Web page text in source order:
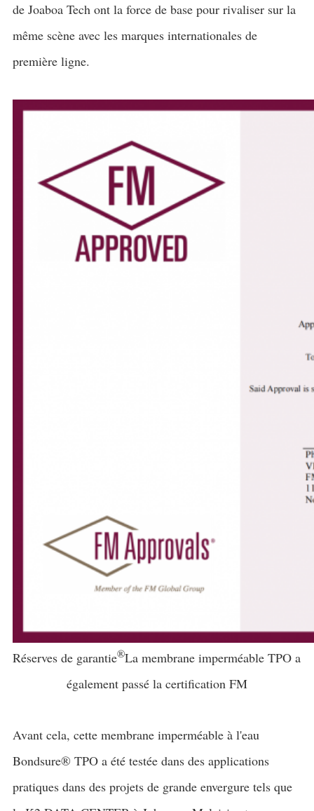
de Joaboa Tech ont la force de base pour rivaliser sur la
même scène avec les marques internationales de
première ligne.
Réserves de garantie®La membrane imperméable TPO a
également passé la certification FM
Avant cela, cette membrane imperméable à l'eau
Bondsure® TPO a été testée dans des applications
pratiques dans des projets de grande envergure tels que